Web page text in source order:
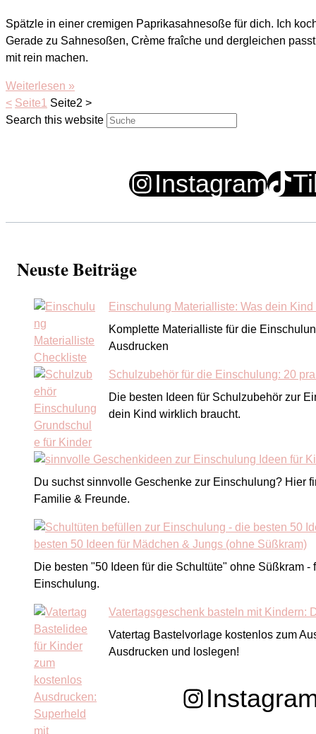
Spätzle in einer cremigen Paprikasahnesoße für dich. Ich
Gerade zu Sahnesoßen, Crème fraîche und dergleichen
mit rein machen.
Weiterlesen »
< Seite1 Seite2 >
Search this website
Instagram
Neuste Beiträge
Einschulung Materialliste: Was dein
Komplette Materialliste für die
Ausdrucken
Schulzubehör für die Einschulung: 20
Die besten Ideen für Schulzubehör zur
dein Kind wirklich braucht.
Du suchst sinnvolle Geschenke zur Einschulung? Hier
Familie & Freunde.
besten 50 Ideen für Mädchen & Jungs (ohne Süßkram)
Die besten "50 Ideen für die Schultüte" ohne Süßkram
Einschulung.
Vatertagsgeschenk basteln mit Kindern:
Vatertag Bastelvorlage kostenlos zum
Ausdrucken und loslegen!